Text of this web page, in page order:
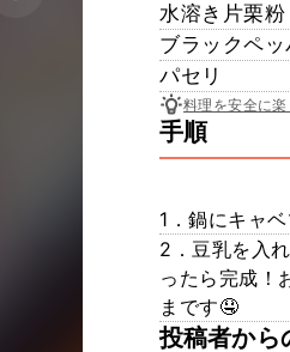
水溶き片栗粉
ブラックペッ
パセリ
料理を安全に
手順
1．鍋にキャ
2．豆乳を入
ったら完成！
まです🤤
投稿者から